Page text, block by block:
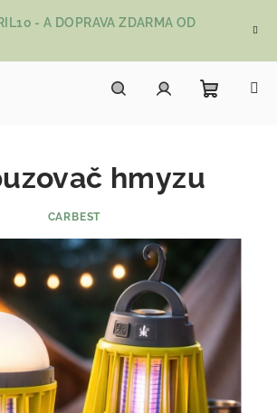
- A DOPRAVA ZDARMA OD
hmyzu
CARBEST